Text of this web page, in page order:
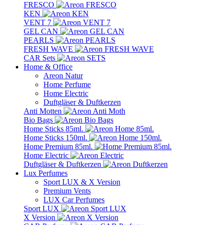
FRESCO
KEN
VENT 7
GEL CAN
PEARLS
FRESH WAVE
CAR Sets
Home & Office
Areon Natur
Home Perfume
Home Electric
Duftgläser & Duftkerzen
Anti Motten
Bio Bags
Home Sticks 85ml.
Home Sticks 150ml.
Home Premium 85ml.
Home Electric
Duftgläser & Duftkerzen
Lux Perfumes
Sport LUX & X Version
Premium Vents
LUX Car Perfumes
Sport LUX
X Version